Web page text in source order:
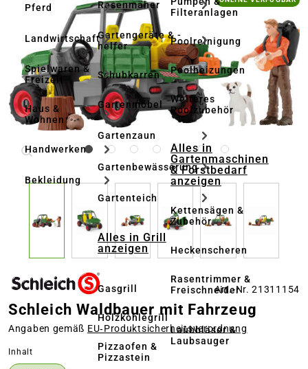
Pferd
Landwirtschaft
Spielwaren &
Freizeit
Haus &
Wohnen
Handwerken
Bekleidung
Rasenmäher
Gartengeräte & -
helfer
Schubkarren
Gartenmöbel
Gartenzaun
Gartenbewässerung
Gartenteich
Alles in Grill
anzeigen
Gasgrill
Holzkohlegrill
Pizzaofen &
Pizzastein
Filteranlagen
Poolreinigung
Poolheizungen
Weiteres
Poolzubehör
Alles in
Gartenmaschinen
& Forstbedarf
anzeigen
Kettensägen &
Zubehör
Heckenscheren
Rasentrimmer &
Freischneider
Laubbläser &
Laubsauger
Art.-Nr. 21311154
Schleich Waldbauer mit Fahrzeug
Angaben gemäß EU‑Produktsicherheitsverordnung
Inhalt